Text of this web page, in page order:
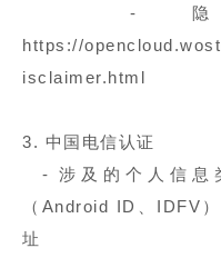
- 隐
https://
isclaimer.html
3. 中国电信认证
- 涉及的个人信息
（Android ID、IDFV
址